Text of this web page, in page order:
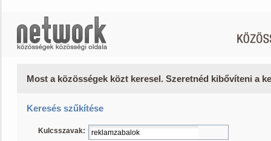
Most a közösségek közt keresel. Szeretnéd kibővíteni a
Keresés szűkítése
Kulcsszavak: